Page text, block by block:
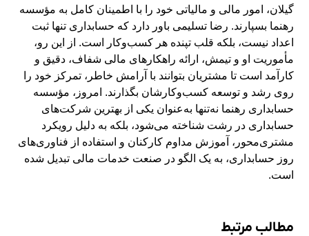
گیلان، امور مالی و مالیاتی خود را با اطمینان کامل به مؤسسه
رهنما بسپارند. رضا تسلیمی باور دارد که حسابداری تنها ثبت
اعداد نیست، بلکه قلب تپنده هر کسب‌وکار است. از این رو،
مأموریت او و تیمش، ارائه راهکارهای مالی شفاف، دقیق و
کارآمد است تا مشتریان بتوانند با آرامش خاطر، تمرکز خود را
روی رشد و توسعه کسب‌وکارشان بگذارند. امروز، مؤسسه
حسابداری رهنما نه‌تنها به‌عنوان یکی از بهترین شرکت‌های
حسابداری در رشت شناخته می‌شود، بلکه به دلیل رویکرد
مشتری‌محور، آموزش مداوم کارکنان و استفاده از فناوری‌های
روز حسابداری، به یک الگو در صنعت خدمات مالی تبدیل شده
است.
مطالب مرتبط